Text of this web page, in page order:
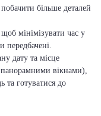
більше деталей
мінімізувати час у
передбачені.
дату та місце
панорамними вікнами),
та готуватися до